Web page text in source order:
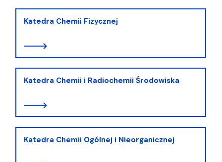
Katedra Chemii Fizycznej
Katedra Chemii i Radiochemii Środowiska
Katedra Chemii Ogólnej i Nieorganicznej